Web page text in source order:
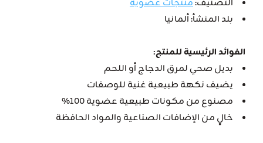
التصنيف:منتجات عضوية
بلد المنشأ: ألمانيا
الفوائد الرئيسية للمنتج:
بديل صحي لمرق الدجاج أو اللحم
يضيف نكهة طبيعية غنية للوصفات
مصنوع من مكونات طبيعية عضوية 100%
خالٍ من الإضافات الصناعية والمواد الحافظة